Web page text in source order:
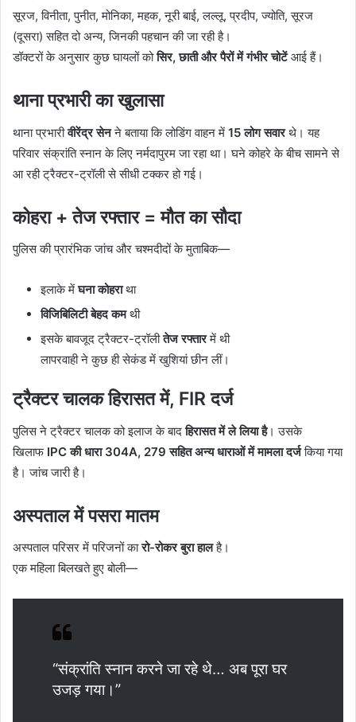
सूरज, विनीता, पुनीत, मोनिका, महक, नूरी बाई, लल्लू, प्रदीप, ज्योति, सूरज
(दूसरा) सहित दो अन्य, जिनकी पहचान की जा रही है।
डॉक्टरों के अनुसार कुछ घायलों कोसिर, छाती और पैरों में गंभीर चोटेंआई हैं।
थाना प्रभारी का खुलासा
थाना प्रभारीवीरेंद्र सेनने बताया कि लोडिंग वाहन में 15 लोग सवारथे। यह
परिवार संक्रांति स्नान के लिए नर्मदापुरम जा रहा था। घने कोहरे के बीच सामने से
आ रही ट्रैक्टर-ट्रॉली से सीधी टक्कर हो गई।
कोहरा + तेज रफ्तार = मौत का सौदा
पुलिस की प्रारंभिक जांच और चश्मदीदों के मुताबिक—
इलाके मेंघना कोहराथा
विजिबिलिटी बेहद कमथी
इसके बावजूद ट्रैक्टर-ट्रॉलीतेज रफ्तारमें थी
लापरवाही ने कुछ ही सेकंड में खुशियां छीन लीं।
ट्रैक्टर चालक हिरासत में, FIR दर्ज
पुलिस ने ट्रैक्टर चालक को इलाज के बादहिरासत में ले लिया है। उसके
खिलाफ IPC की धारा 304A, 279 सहित अन्य धाराओं में मामला दर्जकिया गया
है। जांच जारी है।
अस्पताल में पसरा मातम
अस्पताल परिसर में परिजनों कारो-रोकर बुरा हालहै।
एक महिला बिलखते हुए बोली—
“संक्रांति स्नान करने जा रहे थे… अब पूरा घर
उजड़ गया।”